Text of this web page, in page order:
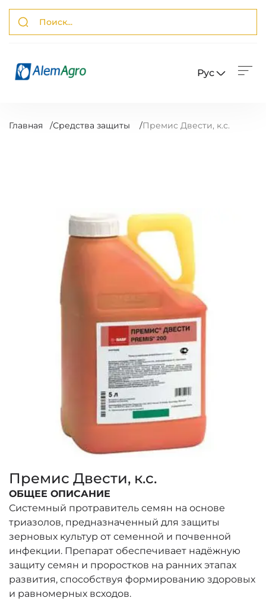
Рус
Главная /Средства защиты /Премис Двести, к.с.
Премис Двести, к.с.
ОБЩЕЕ ОПИСАНИЕ
Системный протравитель семян на основе
триазолов, предназначенный для защиты
зерновых культур от семенной и почвенной
инфекции. Препарат обеспечивает надёжную
защиту семян и проростков на ранних этапах
развития, способствуя формированию здоровых
и равномерных всходов.